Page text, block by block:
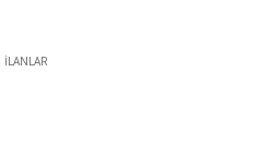
İLANLAR